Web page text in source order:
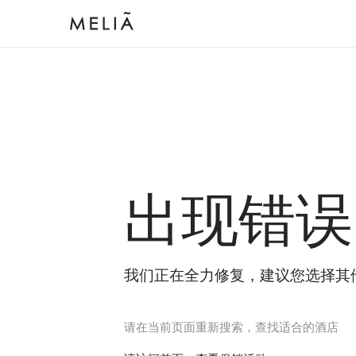
出现错误
我们正在全力修复，建议您选择其
请在当前页面重新搜索，查找适合的酒店